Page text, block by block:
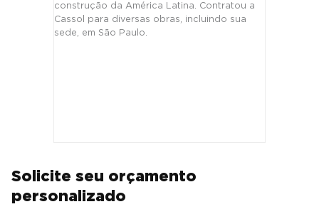
construção da América Latina. Contratou a
Cassol para diversas obras, incluindo sua
sede, em São Paulo.
Solicite seu orçamento
personalizado